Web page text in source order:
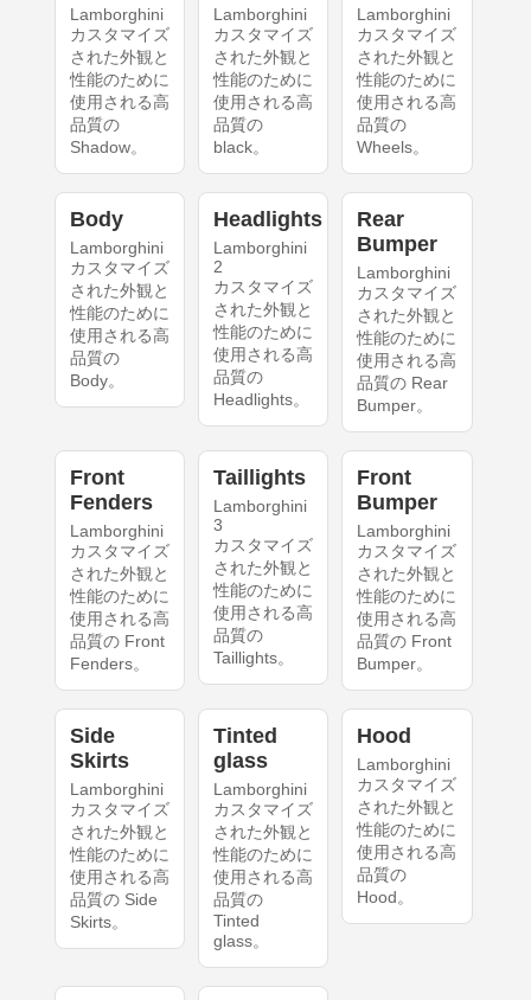
Lamborghini
カスタマイズ
された外観と
性能のために
使用される高
品質の
Shadow。
Lamborghini
カスタマイズ
された外観と
性能のために
使用される高
品質の
black。
Lamborghini
カスタマイズ
された外観と
性能のために
使用される高
品質の
Wheels。
Body
Lamborghini
カスタマイズ
された外観と
性能のために
使用される高
品質の
Body。
Headlights
Lamborghini
2
カスタマイズ
された外観と
性能のために
使用される高
品質の
Headlights。
Rear
Bumper
Lamborghini
カスタマイズ
された外観と
性能のために
使用される高
品質の Rear
Bumper。
Front
Fenders
Lamborghini
カスタマイズ
された外観と
性能のために
使用される高
品質の Front
Fenders。
Taillights
Lamborghini
3
カスタマイズ
された外観と
性能のために
使用される高
品質の
Taillights。
Front
Bumper
Lamborghini
カスタマイズ
された外観と
性能のために
使用される高
品質の Front
Bumper。
Side
Skirts
Lamborghini
カスタマイズ
された外観と
性能のために
使用される高
品質の Side
Skirts。
Tinted
glass
Lamborghini
カスタマイズ
された外観と
性能のために
使用される高
品質の
Tinted
glass。
Hood
Lamborghini
カスタマイズ
された外観と
性能のために
使用される高
品質の
Hood。